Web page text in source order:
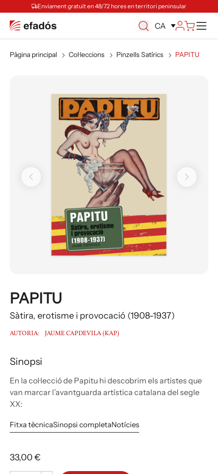
Enviament gratuït en 48/72 hores en territori peninsular
CA
Pàgina principal Col·leccions Pinzells Satírics PAPITU
PAPITU
Sàtira, erotisme i provocació (1908-1937)
AUTORIA: JAUME CAPDEVILA (KAP)
Sinopsi
En la col·lecció de Papitu hi descobrim els artistes que
van marcar l’avantguarda artística catalana del segle
XX:
Fitxa tècnicaSinopsi completaNotícies
33,00 €